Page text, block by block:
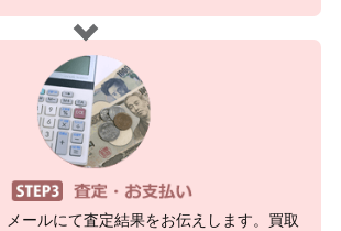
メールにて査定結果をお伝えします。買取